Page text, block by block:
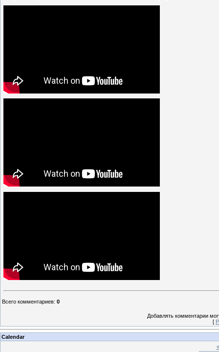
Всего комментариев: 0
Добавлять комментарии
[
Calendar
«